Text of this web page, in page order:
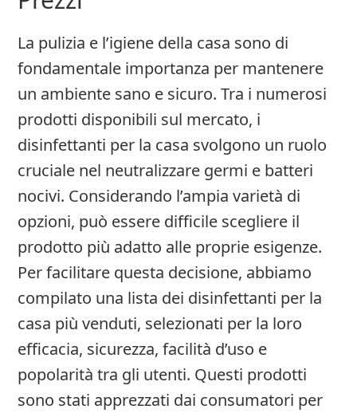
La pulizia e l’igiene della casa sono di
fondamentale importanza per mantenere
un ambiente sano e sicuro. Tra i numerosi
prodotti disponibili sul mercato, i
disinfettanti per la casa svolgono un ruolo
cruciale nel neutralizzare germi e batteri
nocivi. Considerando l’ampia varietà di
opzioni, può essere difficile scegliere il
prodotto più adatto alle proprie esigenze.
Per facilitare questa decisione, abbiamo
compilato una lista dei disinfettanti per la
casa più venduti, selezionati per la loro
efficacia, sicurezza, facilità d’uso e
popolarità tra gli utenti. Questi prodotti
sono stati apprezzati dai consumatori per